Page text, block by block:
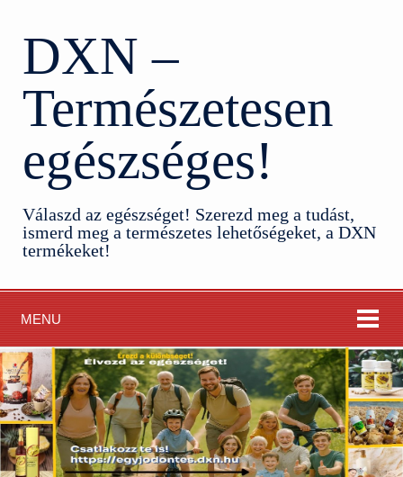
DXN –
Természetesen
egészséges!
Válaszd az egészséget! Szerezd meg a tudást,
ismerd meg a természetes lehetőségeket, a DXN
termékeket!
MENU